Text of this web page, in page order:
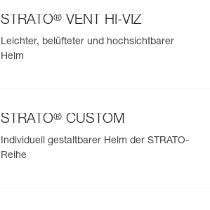
STRATO® VENT HI-VIZ
Leichter, belüfteter und hochsichtbarer
Helm
STRATO® CUSTOM
Individuell gestaltbarer Helm der STRATO-
Reihe